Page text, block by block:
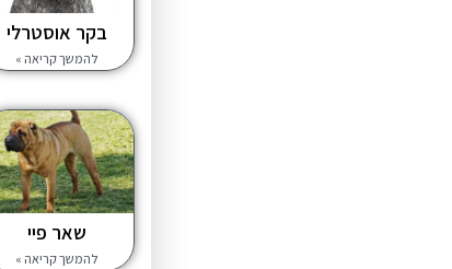
בקר אוסטרלי
להמשך קריאה »
שאר פיי
להמשך קריאה »